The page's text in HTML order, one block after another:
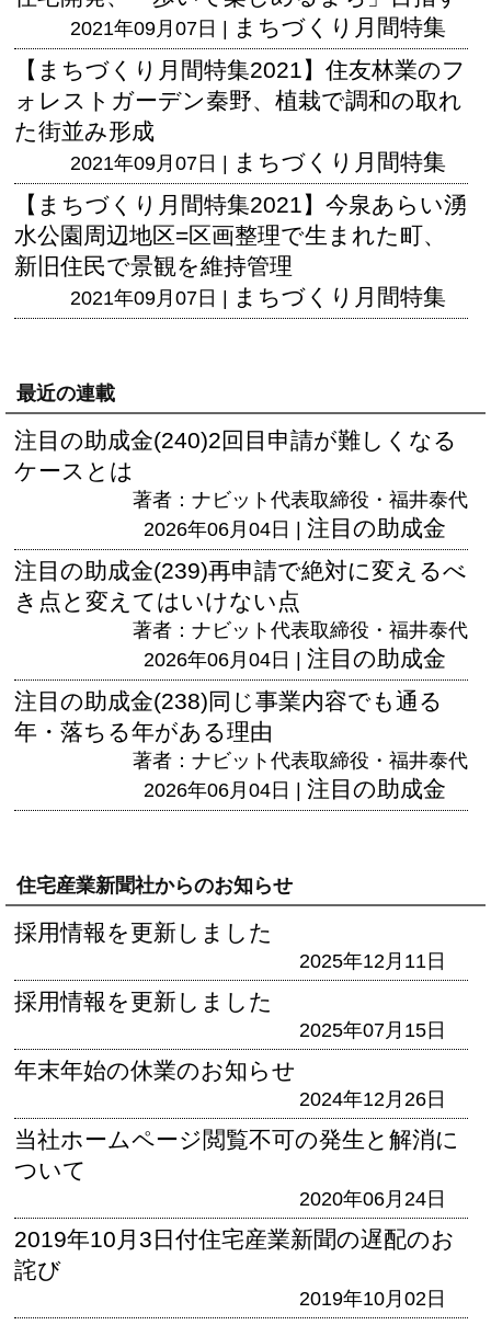
2021年09月07日 | まちづくり月間特集
【まちづくり月間特集2021】住友林業のフ
ォレストガーデン秦野、植栽で調和の取れ
た街並み形成
2021年09月07日 | まちづくり月間特集
【まちづくり月間特集2021】今泉あらい湧
水公園周辺地区=区画整理で生まれた町、
新旧住民で景観を維持管理
2021年09月07日 | まちづくり月間特集
最近の連載
注目の助成金(240)2回目申請が難しくなる
ケースとは
著者：ナビット代表取締役・福井泰代
2026年06月04日 | 注目の助成金
注目の助成金(239)再申請で絶対に変えるべ
き点と変えてはいけない点
著者：ナビット代表取締役・福井泰代
2026年06月04日 | 注目の助成金
注目の助成金(238)同じ事業内容でも通る
年・落ちる年がある理由
著者：ナビット代表取締役・福井泰代
2026年06月04日 | 注目の助成金
住宅産業新聞社からのお知らせ
採用情報を更新しました
2025年12月11日
採用情報を更新しました
2025年07月15日
年末年始の休業のお知らせ
2024年12月26日
当社ホームページ閲覧不可の発生と解消に
ついて
2020年06月24日
2019年10月3日付住宅産業新聞の遅配のお
詫び
2019年10月02日